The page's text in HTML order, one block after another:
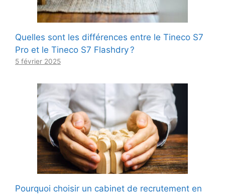
Quelles sont les différences entre le Tineco S7
Pro et le Tineco S7 Flashdry ?
5 février 2025
Pourquoi choisir un cabinet de recrutement en